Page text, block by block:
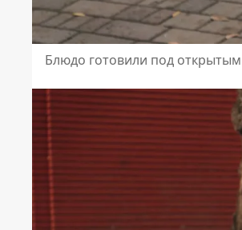
Блюдо готовили под